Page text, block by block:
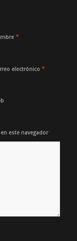
*
electrónico *
este navegador